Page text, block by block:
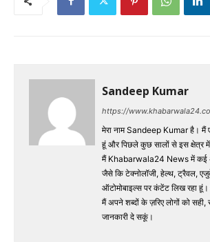
Sandeep Kumar
https://
मेरा नाम Sandeep Kumar है। मैं
हूं और पिछले कुछ सालों से इस क्षेत्र
मैं Khabarwala24 News में
जैसे कि टेक्नोलॉजी, हेल्थ, ट्रैवल,
ऑटोमोबाइल्स पर कंटेंट लिख रहा हूं।
मैं अपने शब्दों के ज़रिए लोगों को
जानकारी दे सकूं।